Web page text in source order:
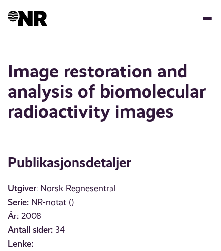
Image restoration and
analysis of biomolecular
radioactivity images
Publikasjonsdetaljer
Utgiver: Norsk Regnesentral
Serie: NR-notat ()
År: 2008
Antall sider: 34
Lenke: